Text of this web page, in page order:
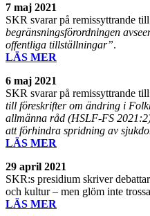
7 maj 2021
SKR svarar på remissyttrande
begränsningsförordningen
offentliga tillställningar”.
LÄS MER
6 maj 2021
SKR svarar på remissyttrande
till föreskrifter om ändring i
allmänna råd (HSLF-FS
att förhindra spridning av
LÄS MER
29 april 2021
SKR:s presidium skriver
och kultur – men glöm inte
LÄS MER